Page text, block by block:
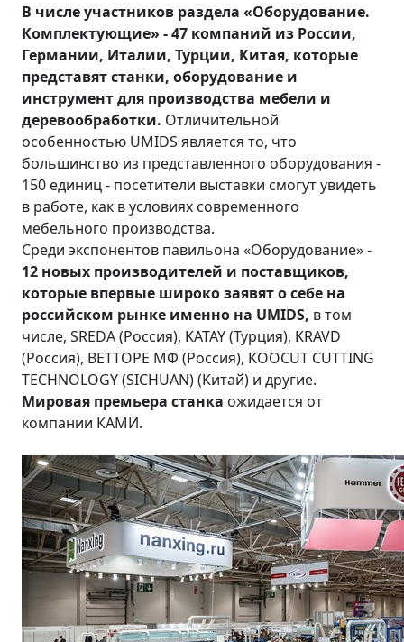
В числе участников раздела «Оборудование.
Комплектующие» - 47 компаний из России,
Германии, Италии, Турции, Китая, которые
представят станки, оборудование и
инструмент для производства мебели и
деревообработки. Отличительной
особенностью UMIDS является то, что
большинство из представленного оборудования -
150 единиц - посетители выставки смогут увидеть
в работе, как в условиях современного
мебельного производства.
Среди экспонентов павильона «Оборудование» -
12 новых производителей и поставщиков,
которые впервые широко заявят о себе на
российском рынке именно на UMIDS, в том
числе, SREDA (Россия), KATAY (Турция), KRAVD
(Россия), ВЕТТОРЕ МФ (Россия), KOOCUT CUTTING
TECHNOLOGY (SICHUAN) (Китай) и другие.
Мировая премьера станка ожидается от
компании КАМИ.